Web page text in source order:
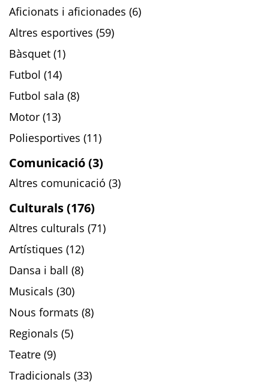
Aficionats i aficionades (6)
Altres esportives (59)
Bàsquet (1)
Futbol (14)
Futbol sala (8)
Motor (13)
Poliesportives (11)
Comunicació (3)
Altres comunicació (3)
Culturals (176)
Altres culturals (71)
Artístiques (12)
Dansa i ball (8)
Musicals (30)
Nous formats (8)
Regionals (5)
Teatre (9)
Tradicionals (33)